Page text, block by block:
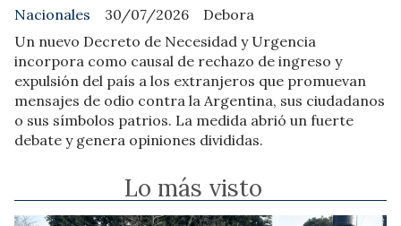
Debora
Nacionales
30/07/2026
Un nuevo Decreto de Necesidad y Urgencia
incorpora como causal de rechazo de ingreso y
expulsión del país a los extranjeros que promuevan
mensajes de odio contra la Argentina, sus ciudadanos
o sus símbolos patrios. La medida abrió un fuerte
debate y genera opiniones divididas.
Lo más visto